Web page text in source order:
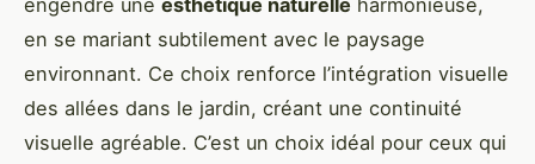
engendre une esthétique naturelle harmonieuse,
en se mariant subtilement avec le paysage
environnant. Ce choix renforce l’intégration visuelle
des allées dans le jardin, créant une continuité
visuelle agréable. C’est un choix idéal pour ceux qui